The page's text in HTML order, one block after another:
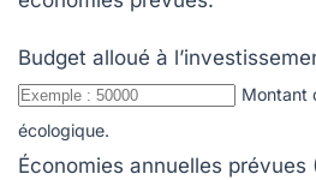
Budget alloué à
Montant
écologique.
Économies annuelles prévues